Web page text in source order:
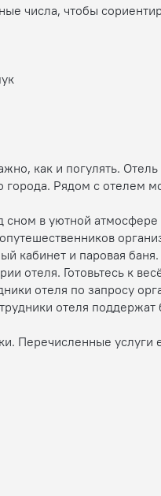
числа, чтобы
как и погулять.
Рядом с отелем
в уютной
кабинет и паровая
отеля. Готовьтесь к
отеля по запросу
отеля
Перечисленные услуги